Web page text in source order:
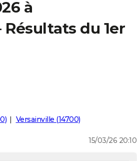
à
du 1er
Versainville (14700)
15/03/26 20:10